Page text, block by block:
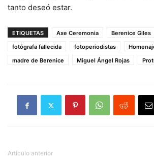
tanto deseó estar.
ETIQUETAS Axe Ceremonia Berenice Giles
fotógrafa fallecida
fotoperiodistas
madre de Berenice
Miguel Ángel Rojas
Artículo anterior